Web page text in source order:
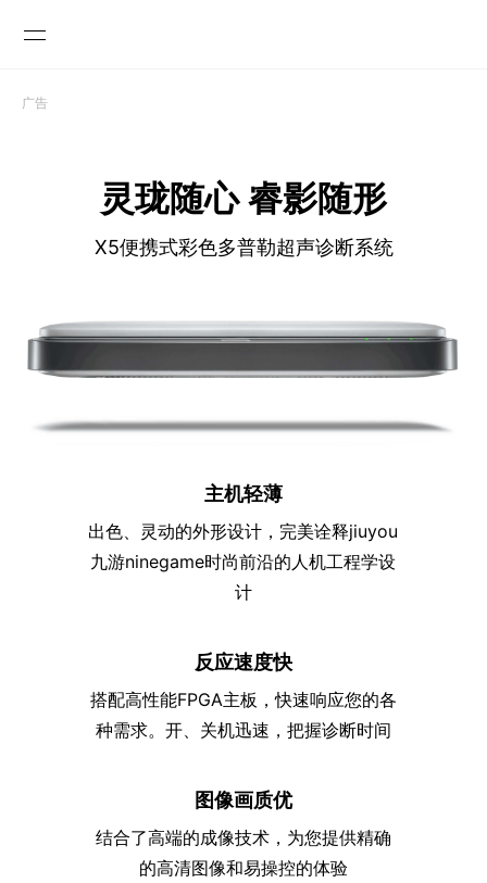
UNITED STATES
灵珑随心 睿影随形
X5便携式彩色多普勒超声诊断系统
广告
主机轻薄
出色、灵动的外形设计，完美诠释jiuyou
九游ninegame时尚前沿的人机工程学设
计
反应速度快
搭配高性能FPGA主板，快速响应您的各
种需求。开、关机迅速，把握诊断时间
图像画质优
结合了高端的成像技术，为您提供精确
的高清图像和易操控的体验